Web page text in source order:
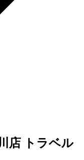
店 トラベル